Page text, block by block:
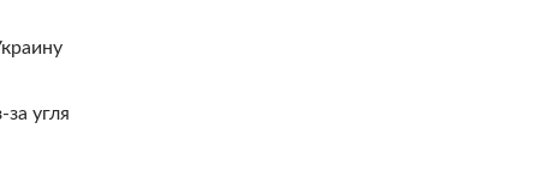
угля